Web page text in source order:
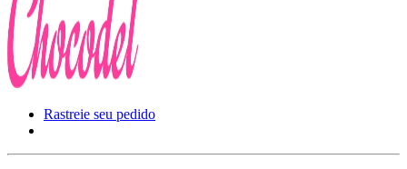
Rastreie seu pedido